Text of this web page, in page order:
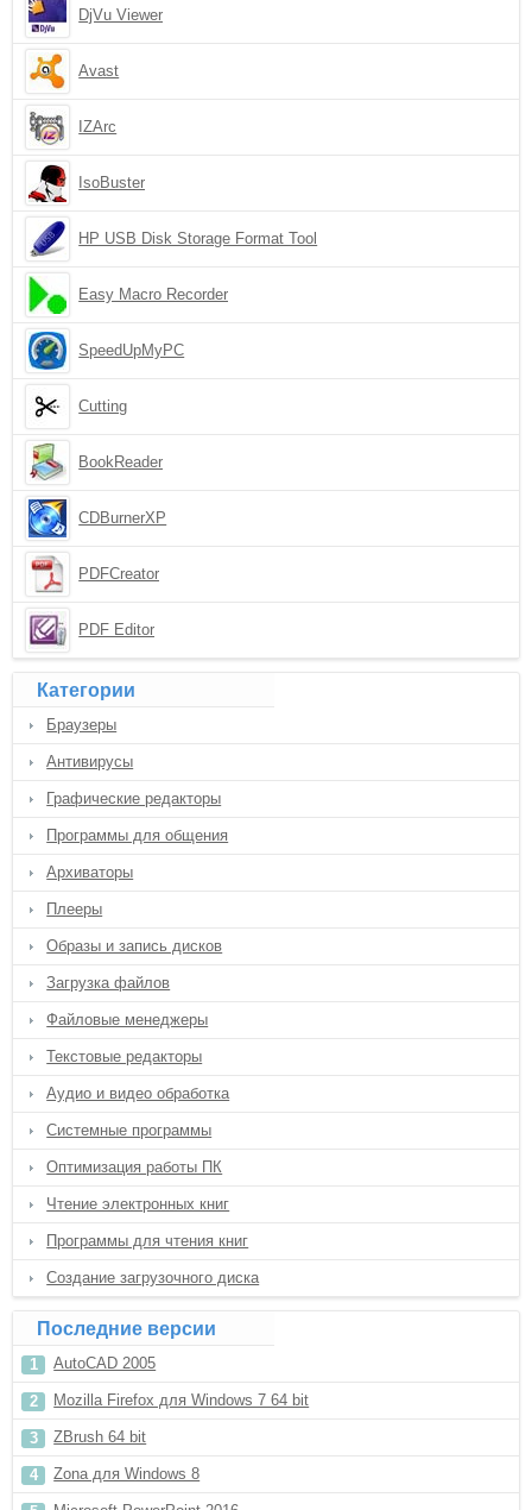
DjVu Viewer
Avast
IZArc
IsoBuster
HP USB Disk Storage Format Tool
Easy Macro Recorder
SpeedUpMyPC
Cutting
BookReader
CDBurnerXP
PDFCreator
PDF Editor
Категории
Браузеры
Антивирусы
Графические редакторы
Программы для общения
Архиваторы
Плееры
Образы и запись дисков
Загрузка файлов
Файловые менеджеры
Текстовые редакторы
Аудио и видео обработка
Системные программы
Оптимизация работы ПК
Чтение электронных книг
Программы для чтения книг
Создание загрузочного диска
Последние версии
AutoCAD 2005
Mozilla Firefox для Windows 7 64 bit
ZBrush 64 bit
Zona для Windows 8